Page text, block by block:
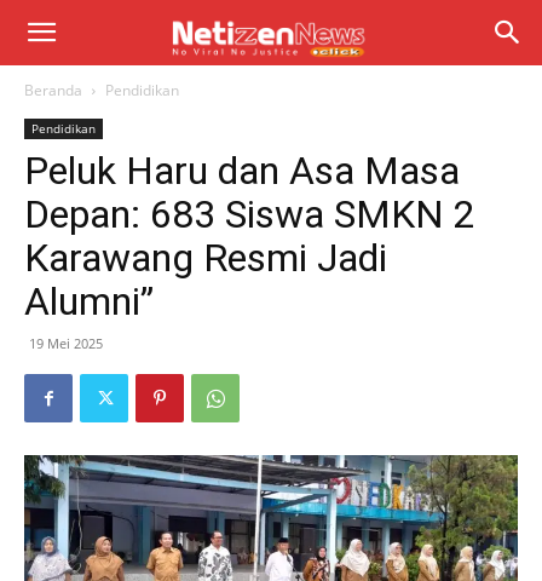
Beranda Pendidikan
Pendidikan
Peluk Haru dan Asa Masa
Depan: 683 Siswa SMKN 2
Karawang Resmi Jadi
Alumni”
19 Mei 2025